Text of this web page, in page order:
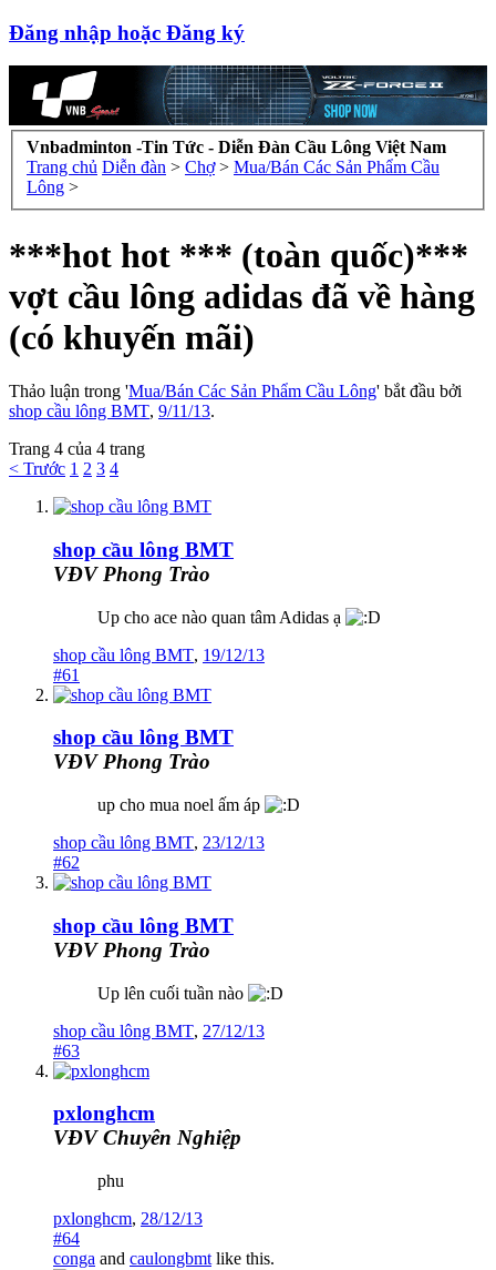
Đăng nhập hoặc Đăng ký
Vnbadminton -Tin Tức - Diễn Đàn Cầu Lông Việt Nam
Trang chủ Diễn đàn > Chợ > Mua/Bán Các Sản Phẩm Cầu
Lông >
***hot hot *** (toàn quốc)***
vợt cầu lông adidas đã về hàng
(có khuyến mãi)
Thảo luận trong 'Mua/Bán Các Sản Phẩm Cầu Lông' bắt đầu bởi
shop cầu lông BMT, 9/11/13.
Trang 4 của 4 trang
< Trước 1 2 3 4
shop cầu lông BMT
VĐV Phong Trào
Up cho ace nào quan tâm Adidas ạ
shop cầu lông BMT, 19/12/13
#61
shop cầu lông BMT
VĐV Phong Trào
up cho mua noel ấm áp
shop cầu lông BMT, 23/12/13
#62
shop cầu lông BMT
VĐV Phong Trào
Up lên cuối tuần nào
shop cầu lông BMT, 27/12/13
#63
pxlonghcm
VĐV Chuyên Nghiệp
phu
pxlonghcm, 28/12/13
#64
conga and caulongbmt like this.